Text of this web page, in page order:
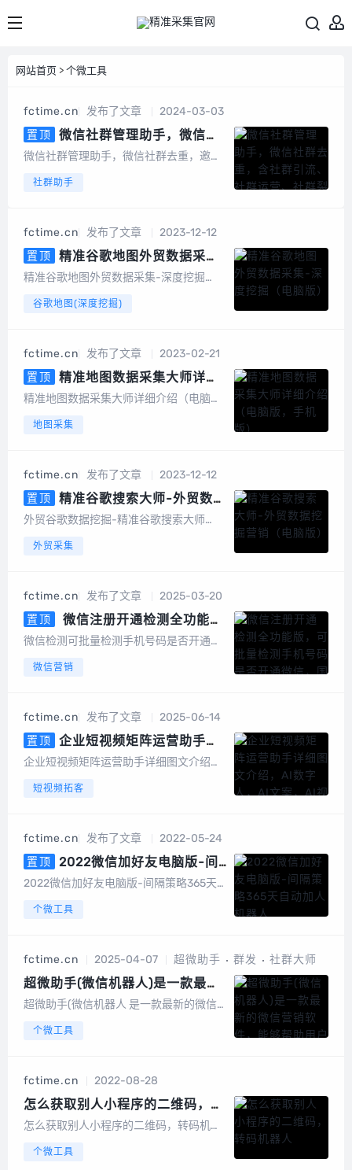
网站首页 > 个微工具
fctime.cn 发布了文章
2024-03-03
置顶
微信社群管理助手，微信社
群去重，含社群引流、社群运营、
自动回复、清理僵尸粉等等智能功
微信社群管理助手，微信社群去重，邀请
端开发的群管辅助软件，为团队及企业提
开。2、另外，也有企微版必销客，企销
客可以...
社群助手
fctime.cn 发布了文章
2023-12-12
置顶
精准谷歌地图外贸数据采集-
深度挖掘（电脑版）
精准谷歌地图外贸数据采集-深度挖掘
基于谷歌地图数据采集的软件，可以采集
词采集、一键采集邮箱、一键导出、数据
去重等，更...
谷歌地图(深度挖掘)
fctime.cn 发布了文章
2023-02-21
置顶
精准地图数据采集大师详细
介绍（电脑版，手机版）
精准地图数据采集大师详细介绍（电脑
精准地图数据采集大师安卓手机版是一款
地图采集
fctime.cn 发布了文章
2023-12-12
置顶
精准谷歌搜索大师-外贸数据
挖掘营销（电脑版）
外贸谷歌数据挖掘-精准谷歌搜索大师
以google搜索引擎作为基础进行智能数据
acebook、linkin、twitt...
外贸采集
fctime.cn 发布了文章
2025-03-20
置顶
微信注册开通检测全功能
版，可批量检测手机号码是否开通
筛选，国外号码，微信号QQ号等
微信检测可批量检测手机号码是否开通微
微信号QQ号等多种号码格式用户批量上传
来，高速筛选、精准无痕，有效降低运营
成本节...
微信营销
fctime.cn 发布了文章
2025-06-14
置顶
企业短视频矩阵运营助手详
细图文介绍，AI数字人，AI文案，
企业短视频矩阵运营助手详细图文介绍算
积分，1元100积分以数字人克隆为例短视
务管理图文矩阵管理UGC裂变码多模式视
频...
短视频拓客
fctime.cn 发布了文章
2022-05-24
置顶
2022微信加好友电脑版-间
隔策略365天自动加人机器人
2022微信加好友电脑版-间隔策略365天
动机器人运行，不影响微信的正常使用；
轮换添加好友；4、每天加好友的时...
个微工具
fctime.cn 2025-04-07 超微助手 群发 社群大师
超微助手(微信机器人)是一款最新
的微信营销软件，能够帮助用户群
微信群发
超微助手(微信机器人 是一款最新的微信
友，自动回复聊天，微信群发按微信数量
置自动回复&nbs...
个微工具
fctime.cn 2022-08-28
怎么获取别人小程序的二维码，转
码机器人
怎么获取别人小程序的二维码，转码机器
的方法。在这里我给大家简单的介绍下。
个微工具